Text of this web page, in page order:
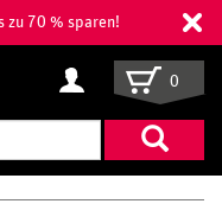
zu 70 % sparen!
Suchbegriff
eingeben
0